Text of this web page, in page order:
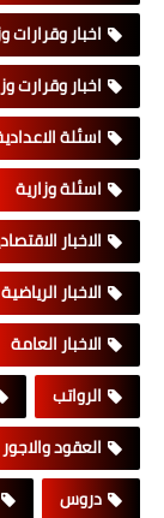
اخبار وقرارات
اخبار وقرارت
اسئلة
اسئلة وزارية
الاخبار
الاخبار الرياضية
الاخبار العامة
الرواتب
العقود والاجور
دروس